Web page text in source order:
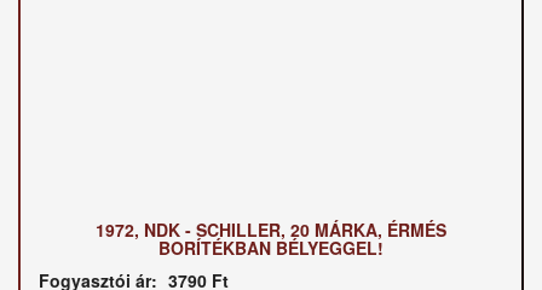
1972, NDK - SCHILLER, 20 MÁRKA, ÉRMÉS
BORÍTÉKBAN BÉLYEGGEL!
Fogyasztói ár: 3790 Ft